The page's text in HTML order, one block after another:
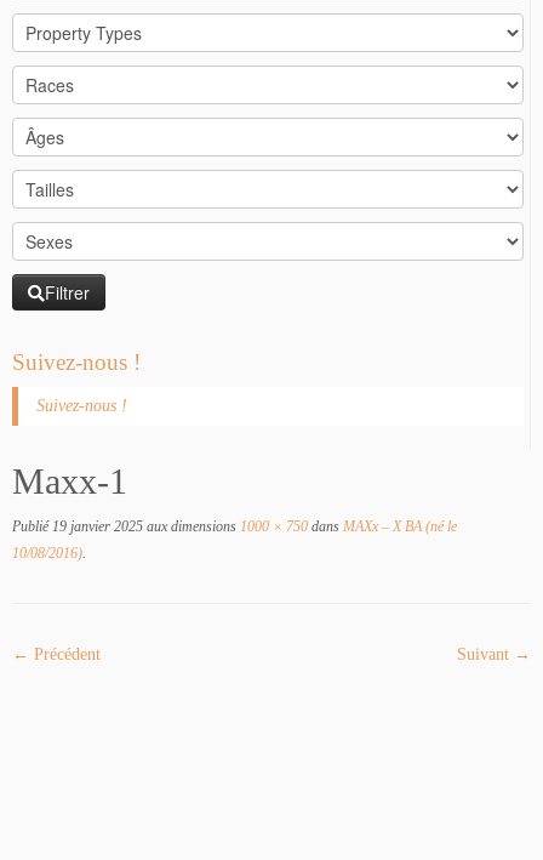
Filtrer
Suivez-nous !
Suivez-nous !
Maxx-1
Publié 19 janvier 2025 aux dimensions 1000 × 750 dans MAXx – X BA (né le
10/08/2016).
← Précédent Suivant →